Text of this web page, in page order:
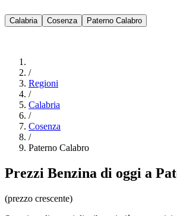
Calabria Cosenza Paterno Calabro
/
Regioni
/
Calabria
/
Cosenza
/
Paterno Calabro
Prezzi Benzina di oggi a
(prezzo crescente)